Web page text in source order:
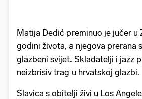
Matija Dedić preminuo je jučer u
godini života, a njegova prerana
glazbeni svijet. Skladatelji i jazz
neizbrisiv trag u hrvatskoj glazbi.
Slavica s obitelji živi u Los